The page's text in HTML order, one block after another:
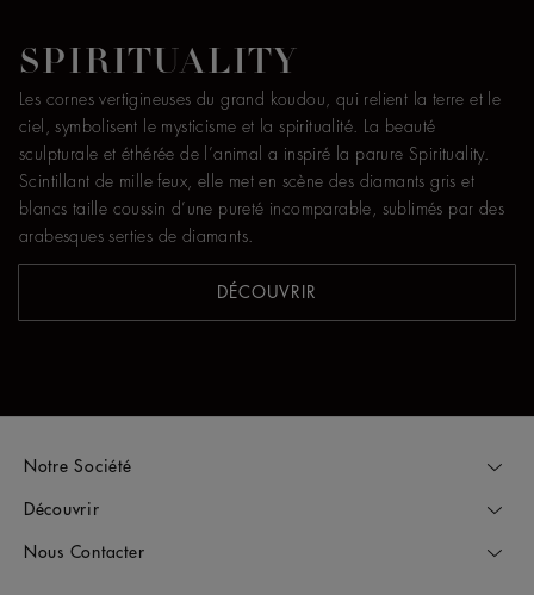
SPIRITUALITY
Les cornes vertigineuses du grand koudou, qui relient la terre et le
ciel, symbolisent le mysticisme et la spiritualité. La beauté
sculpturale et éthérée de l’animal a inspiré la parure Spirituality.
Scintillant de mille feux, elle met en scène des diamants gris et
blancs taille coussin d’une pureté incomparable, sublimés par des
arabesques serties de diamants.
DÉCOUVRIR
Notre Société
Découvrir
Nous Contacter